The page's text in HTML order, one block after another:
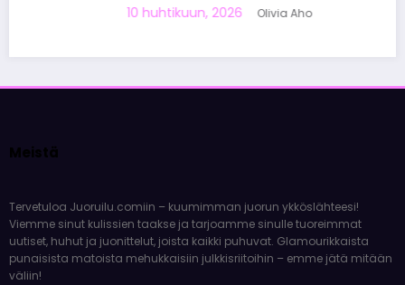
10 huhtikuun, 2026 Olivia Aho
Meistä
Tervetuloa Juoruilu.comiin – kuumimman juorun ykköslähteesi!
Viemme sinut kulissien taakse ja tarjoamme sinulle tuoreimmat
uutiset, huhut ja juonittelut, joista kaikki puhuvat. Glamourikkaista
punaisista matoista mehukkaisiin julkkisriitoihin – emme jätä mitään
väliin!